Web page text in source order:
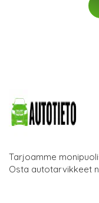
Tarjoamme
Osta autotarvikkeet